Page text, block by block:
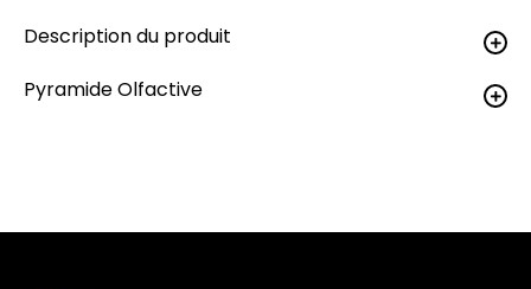
Description du produit
Pyramide Olfactive